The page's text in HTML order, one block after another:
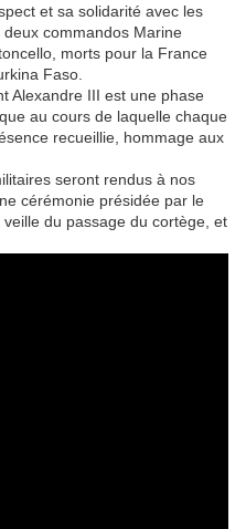
et sa solidarité avec les
commandos Marine
morts pour la France
Faso.
III est une phase
au cours de laquelle chaque
recueillie, hommage aux
seront rendus à nos
cérémonie présidée par le
du passage du cortège, et